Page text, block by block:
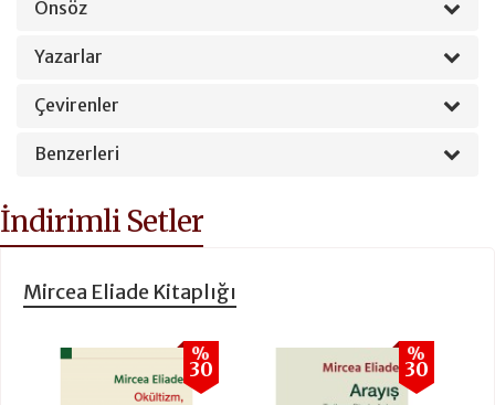
Önsöz
Yazarlar
Çevirenler
Benzerleri
İndirimli Setler
Mircea Eliade Kitaplığı
%
30
%
30